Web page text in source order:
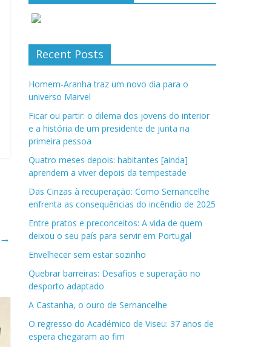
→
Recent Posts
Homem-Aranha traz um novo dia para o
universo Marvel
Ficar ou partir: o dilema dos jovens do interior
e a história de um presidente de junta na
primeira pessoa
Quatro meses depois: habitantes [ainda]
aprendem a viver depois da tempestade
Das Cinzas à recuperação: Como Sernancelhe
enfrenta as consequências do incêndio de 2025
Entre pratos e preconceitos: A vida de quem
deixou o seu país para servir em Portugal
Envelhecer sem estar sozinho
Quebrar barreiras: Desafios e superação no
desporto adaptado
A Castanha, o ouro de Sernancelhe
O regresso do Académico de Viseu: 37 anos de
espera chegaram ao fim